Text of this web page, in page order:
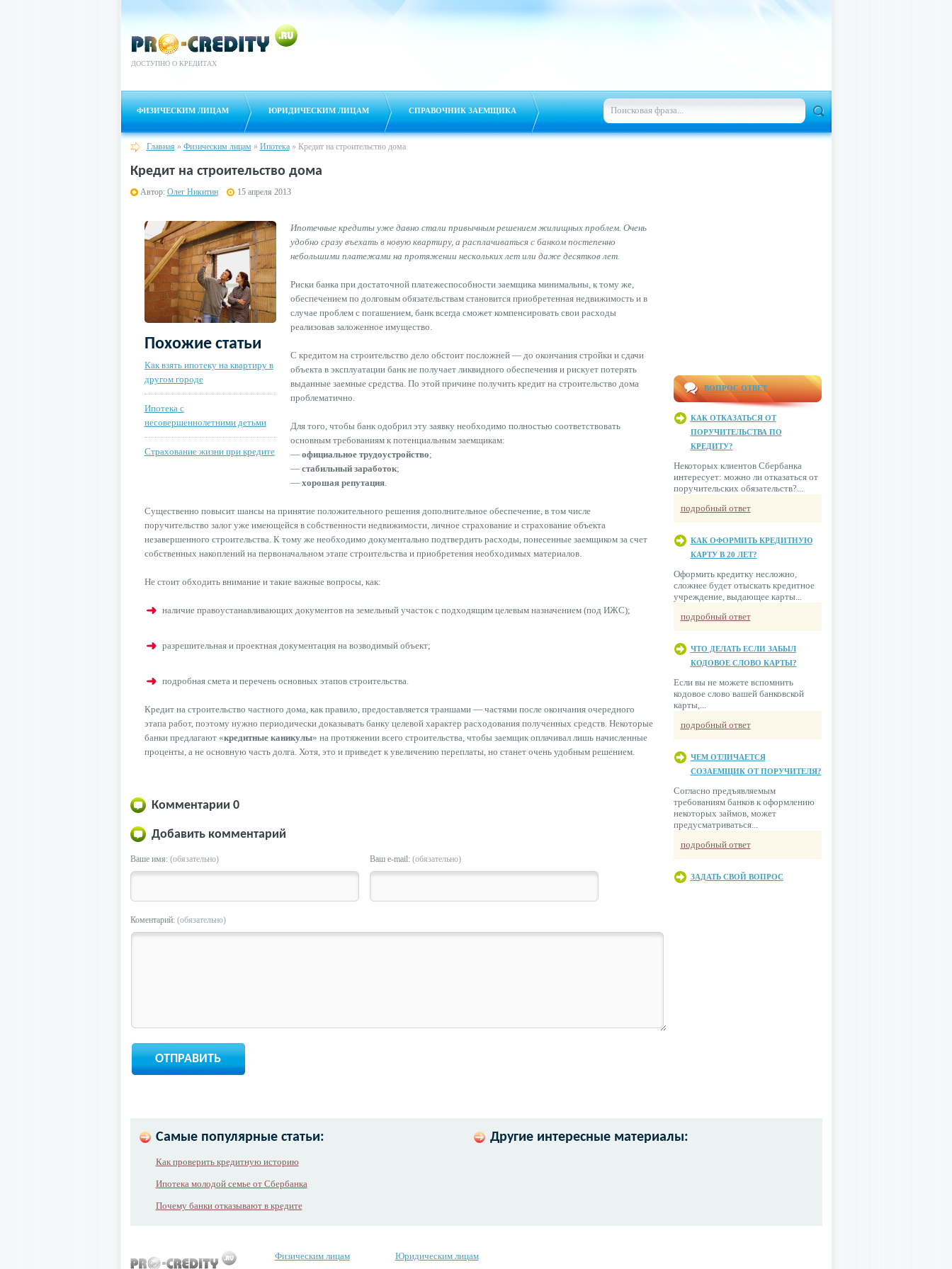
ДОСТУПНО О КРЕДИТАХ
ФИЗИЧЕСКИМ ЛИЦАМ ЮРИДИЧЕСКИМ ЛИЦАМ СПРАВОЧНИК ЗАЕМЩИКА
Главная » Физическим лицам » Ипотека» Кредит на строительство дома
Кредит на строительство дома
Автор: Олег Никитин 15 апреля 2013
Похожие статьи
Как взять ипотеку на квартиру в
другом городе
Ипотека с
несовершеннолетними детьми
Страхование жизни при кредите
Ипотечные кредиты уже давно стали привычным решением жилищных проблем. Очень
удобно сразу въехать в новую квартиру, а расплачиваться с банком постепенно
небольшими платежами на протяжении нескольких лет или даже десятков лет.
Риски банка при достаточной платежеспособности заемщика минимальны, к тому же,
обеспечением по долговым обязательствам становится приобретенная недвижимость и в
случае проблем с погашением, банк всегда сможет компенсировать свои расходы
реализовав заложенное имущество.
С кредитом на строительство дело обстоит посложней — до окончания стройки и сдачи
объекта в эксплуатации банк не получает ликвидного обеспечения и рискует потерять
выданные заемные средства. По этой причине получить кредит на строительство дома
проблематично.
Для того, чтобы банк одобрил эту заявку необходимо полностью соответствовать
основным требованиям к потенциальным заемщикам:
— официальное трудоустройство;
— стабильный заработок;
— хорошая репутация.
Существенно повысит шансы на принятие положительного решения дополнительное обеспечение, в том числе
поручительство залог уже имеющейся в собственности недвижимости, личное страхование и страхование объекта
незавершенного строительства. К тому же необходимо документально подтвердить расходы, понесенные заемщиком за счет
собственных накоплений на первоначальном этапе строительства и приобретения необходимых материалов.
Не стоит обходить внимание и такие важные вопросы, как:
наличие правоустанавливающих документов на земельный участок с подходящим целевым назначением (под ИЖС);
разрешительная и проектная документация на возводимый объект;
подробная смета и перечень основных этапов строительства.
Кредит на строительство частного дома, как правило, предоставляется траншами — частями после окончания очередного
этапа работ, поэтому нужно периодически доказывать банку целевой характер расходования полученных средств. Некоторые
банки предлагают «кредитные каникулы» на протяжении всего строительства, чтобы заемщик оплачивал лишь начисленные
проценты, а не основную часть долга. Хотя, это и приведет к увеличению переплаты, но станет очень удобным решением.
Комментарии 0
Добавить комментарий
Ваше имя: (обязательно) Ваш e-mail: (обязательно)
Коментарий: (обязательно)
ВОПРОС ОТВЕТ
КАК ОТКАЗАТЬСЯ ОТ
ПОРУЧИТЕЛЬСТВА ПО
КРЕДИТУ?
Некоторых клиентов Сбербанка
интересует: можно ли отказаться от
поручительских обязательств?...
подробный ответ
КАК ОФОРМИТЬ КРЕДИТНУЮ
КАРТУ В 20 ЛЕТ?
Оформить кредитку несложно,
сложнее будет отыскать кредитное
учреждение, выдающее карты...
подробный ответ
ЧТО ДЕЛАТЬ ЕСЛИ ЗАБЫЛ
КОДОВОЕ СЛОВО КАРТЫ?
Если вы не можете вспомнить
кодовое слово вашей банковской
карты,...
подробный ответ
ЧЕМ ОТЛИЧАЕТСЯ
СОЗАЕМЩИК ОТ ПОРУЧИТЕЛЯ?
Согласно предъявляемым
требованиям банков к оформлению
некоторых займов, может
предусматриваться...
подробный ответ
ЗАДАТЬ СВОЙ ВОПРОС
Самые популярные статьи:
Как проверить кредитную историю
Ипотека молодой семье от Сбербанка
Почему банки отказывают в кредите
Другие интересные материалы:
Физическим лицам
Юридическим лицам